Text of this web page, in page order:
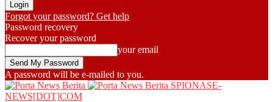
Forgot your password? Get help
Password recovery
Recover your password
your email
A password will be e-mailed to you.
SPIONASE-
NEWS[DOT]COM